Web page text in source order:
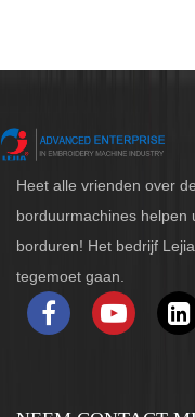
Heet alle vrienden over
borduurmachines helpen
borduren! Het bedrijf
tegemoet gaan.